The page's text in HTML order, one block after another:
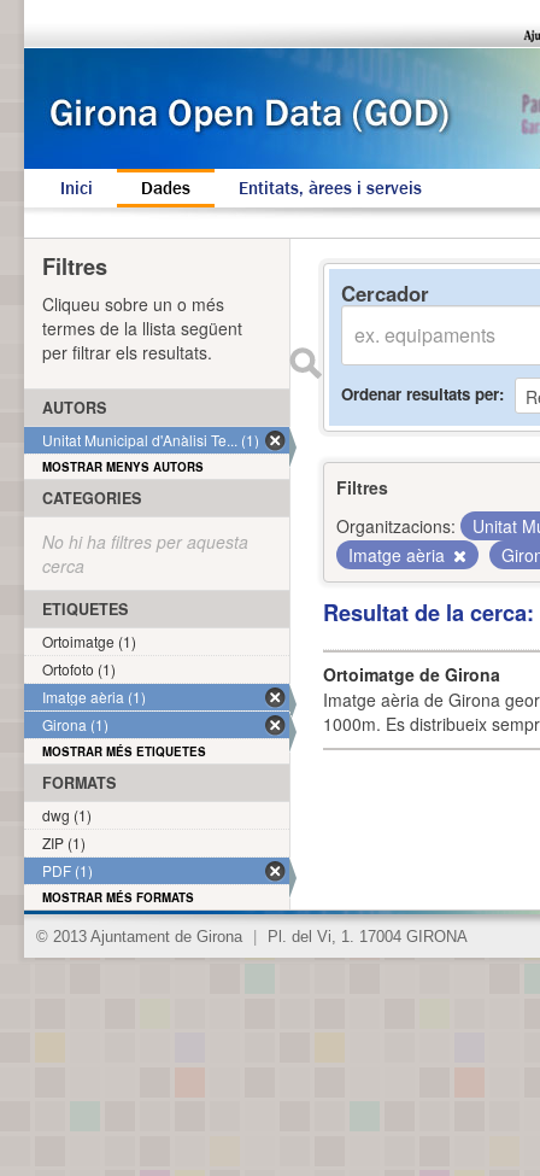
Inici Dades Entitats, àrees i serveis
Cercador
Ordenar resultats per
Filtres
Organitzacions:
Unitat
Imatge aèria
Resultat de la
Ortoimatge de Girona
Imatge aèria de Girona
1000m. Es distribueix
Filtres
Cliqueu sobre un o més
termes de la llista següent
per filtrar els resultats.
AUTORS
Unitat Municipal d'Anàlisi Te... (1)
MOSTRAR MENYS AUTORS
CATEGORIES
No hi ha filtres per aquesta
cerca
ETIQUETES
Ortoimatge (1)
Ortofoto (1)
Imatge aèria (1)
Girona (1)
MOSTRAR MÉS ETIQUETES
FORMATS
dwg (1)
ZIP (1)
PDF (1)
MOSTRAR MÉS FORMATS
© 2013 Ajuntament de Girona Pl. del Vi, 1. 17004 GIRONA